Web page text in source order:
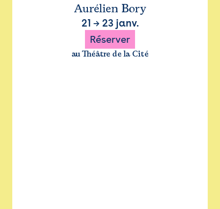
Aurélien Bory
21 → 23 janv.
Réserver
au Théâtre de la Cité